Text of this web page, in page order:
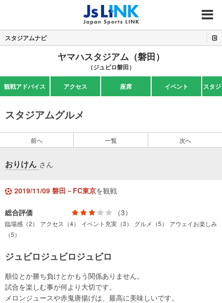
MENU
スタジアムナビ
ヤマハスタジアム（磐田）
（ジュビロ磐田）
観戦アドバイス アクセス 座席 イベント スタ
スタジアムグルメ
前へ 一覧 次へ
おりけん さん
2019/11/09 磐田－FC東京を観戦
総合評価 （3）
臨場感（2） アクセス（4） イベント充実（3） グルメ（5）
アウェイお楽しみ
（5）
ジュビロジュビロジュビロ
順位とか勝ち負けとかもう関係ありません。
試合を楽しむ事が何より大切です。
メロンジュースや赤鬼唐揚げは、最高に美味しいです。